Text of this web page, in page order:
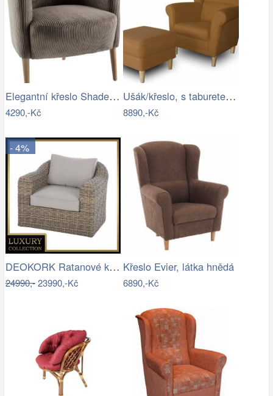
Elegantní křeslo Shadea šedobéžová…
4290,-Kč
Ušák/křeslo, s taburetem, látka hnědá,…
8890,-Kč
- 4%
DEOKORK Ratanové křeslo BORNEO LUXURY …
24990,-23990,-Kč
Křeslo Evier, látka hnědá
6890,-Kč